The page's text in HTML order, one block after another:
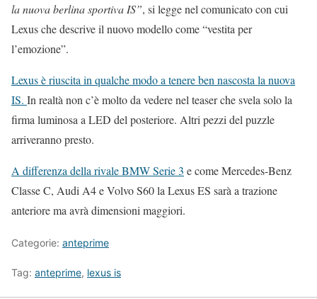
la nuova berlina sportiva IS”, si legge nel comunicato con cui
Lexus che descrive il nuovo modello come “vestita per
l’emozione”.
Lexus è riuscita in qualche modo a tenere ben nascosta la nuova
IS. In realtà non c’è molto da vedere nel teaser che svela solo la
firma luminosa a LED del posteriore. Altri pezzi del puzzle
arriveranno presto.
A differenza della rivale BMW Serie 3 e come Mercedes-Benz
Classe C, Audi A4 e Volvo S60 la Lexus ES sarà a trazione
anteriore ma avrà dimensioni maggiori.
Categorie: anteprime
Tag: anteprime, lexus is